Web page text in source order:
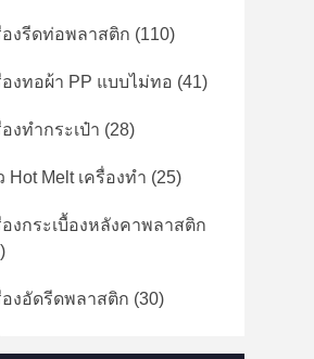
องรีดท่อพลาสติก (110)
องทอผ้า PP แบบไม่ทอ (41)
องทำกระเป๋า (28)
Hot Melt เครื่องทำ (25)
องกระเบื้องหลังคาพลาสติก
องอัดรีดพลาสติก (30)